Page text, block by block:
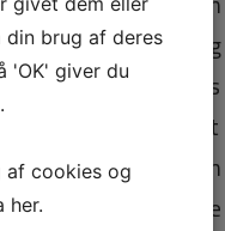
g
s
t
h
e
din brug af deres
'OK' giver du
af cookies og
her.